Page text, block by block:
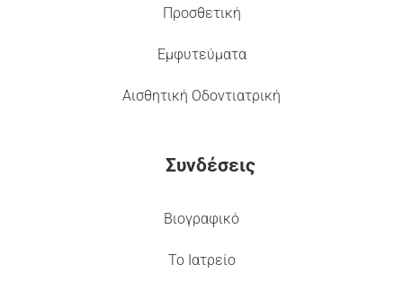
Προσθετική
Εμφυτεύματα
Αισθητική Οδοντιατρική
Συνδέσεις
Βιογραφικό
Το Ιατρείο